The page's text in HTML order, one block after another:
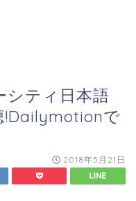
シティ日本語
!Dailymotionで
2018年5月21日